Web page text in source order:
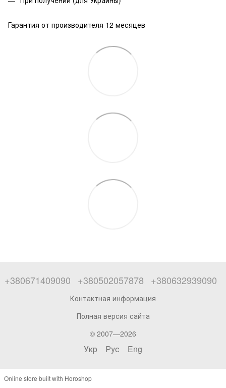
Гарантия от производителя 12 месяцев
+380671409090 +380502057878 +380632939090
Контактная информация
Полная версия сайта
© 2007—2026
Укр Рус Eng
Online store built with Horoshop